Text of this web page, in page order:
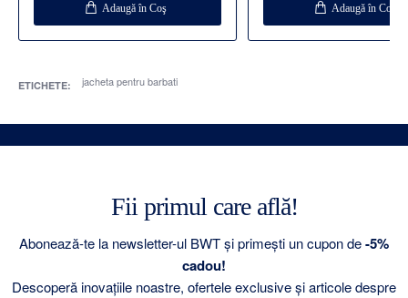
Adaugă în Coş Adaugă în Coş
ETICHETE: jacheta pentru barbati
Fii primul care află!
Abonează-te la newsletter-ul BWT și primești un cupon de-5%
cadou!
Descoperă inovațiile noastre, ofertele exclusive și articole despre